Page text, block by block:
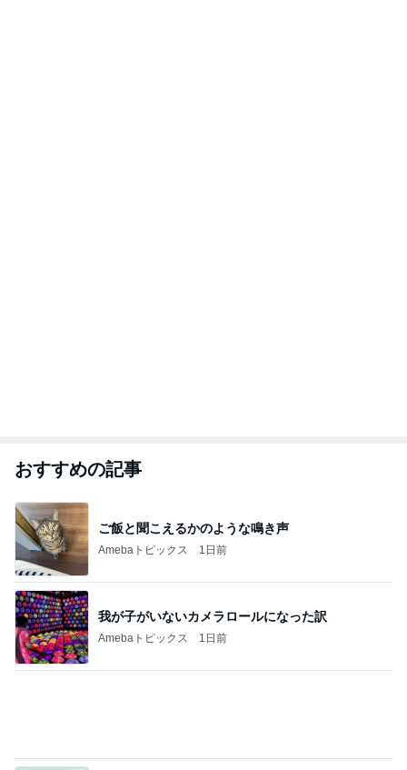
おすすめの記事
ご飯と聞こえるかのような鳴き声
Amebaトピックス 1日前
我が子がいないカメラロールになった訳
Amebaトピックス 1日前